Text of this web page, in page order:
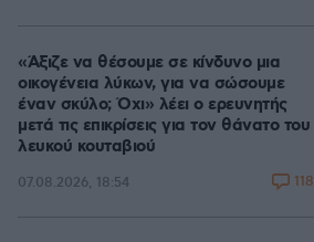
«Άξιζε να θέσουμε σε κίνδυνο μια
οικογένεια λύκων, για να σώσουμε
έναν σκύλο; Όχι» λέει ο ερευνητής
μετά τις επικρίσεις για τον θάνατο του
λευκού κουταβιού
07.08.2026, 18:54 118